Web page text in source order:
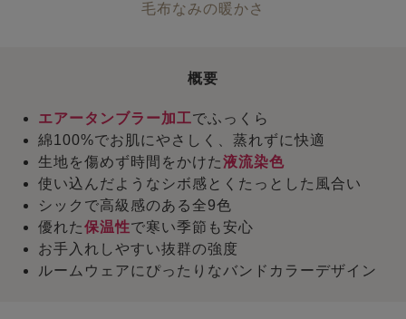
毛布なみの暖かさ
概要
エアータンブラー加工でふっくら
綿100%でお肌にやさしく、蒸れずに快適
生地を傷めず時間をかけた液流染色
使い込んだようなシボ感とくたっとした風合い
シックで高級感のある全9色
優れた保温性で寒い季節も安心
お手入れしやすい抜群の強度
ルームウェアにぴったりなバンドカラーデザイン